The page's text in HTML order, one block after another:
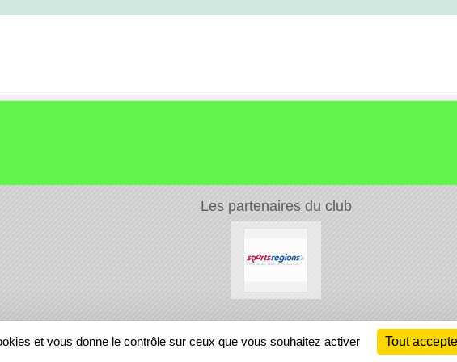
Les partenaires du club
et vous donne le contrôle sur ceux que vous souhaitez activer Tout